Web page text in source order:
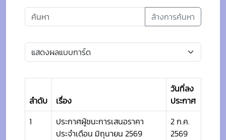
ล้างการค้นหา
ลำดับ เรื่อง
วันที่ลง
ประกาศ
1
ประกาศผู้ชนะการเสนอราคา
ประจำเดือน มิถุนายน 2569
2 ก.ค.
2569